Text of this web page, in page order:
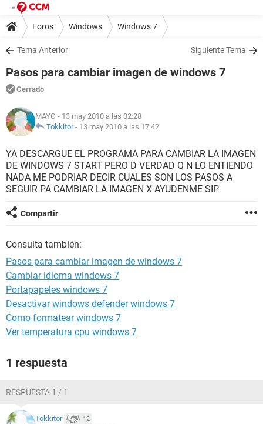
Foros Windows Windows 7
Tema Anterior Siguiente Tema
Pasos para cambiar imagen de windows 7
Cerrado
MAYO - 13 may 2010 a las 02:28
Tokkitor- 13 may 2010 a las 17:42
YA DESCARGUE EL PROGRAMA PARA CAMBIAR LA IMAGEN
DE WINDOWS 7 START PERO D VERDAD Q N LO ENTIENDO
NADA ME PODRIAR DECIR CUALES SON LOS PASOS A
SEGUIR PA CAMBIAR LA IMAGEN X AYUDENME SIP
Compartir
Consulta también:
Pasos para cambiar imagen de windows 7
Cambiar idioma windows 7
Portapapeles windows 7
Desactivar windows defender windows 7
Como formatear windows 7
Ver temperatura cpu windows 7
1 respuesta
RESPUESTA 1 / 1
Tokkitor 12